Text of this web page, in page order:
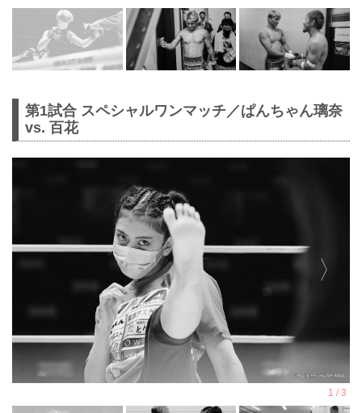
第1試合 スペシャルワンマッチ／ぱんちゃん璃奈
vs. 百花